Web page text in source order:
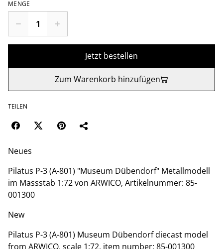
MENGE
Jetzt bestellen
Zum Warenkorb hinzufügen
TEILEN
Neues
Pilatus P-3 (A-801) "Museum Dübendorf" Metallmodell
im Massstab 1:72 von ARWICO, Artikelnummer: 85-
001300
New
Pilatus P-3 (A-801) Museum Dübendorf diecast model
from ARWICO, scale 1:72, item number: 85-001300